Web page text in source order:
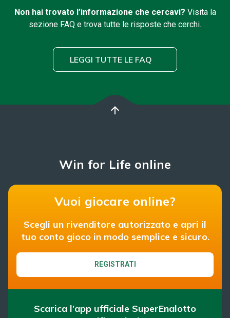
Non hai trovato l’informazione che cercavi? Visita la
sezione FAQ e trova tutte le risposte che cerchi.
LEGGI TUTTE LE FAQ
arrow_upward
Win for Life online
Vuoi giocare online?
Scegli un rivenditore autorizzato e apri il
tuo conto gioco in modo semplice e sicuro.
REGISTRATI
Scarica l’app ufficiale SuperEnalotto